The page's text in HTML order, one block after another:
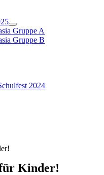
Gruppe A
Gruppe B
2024
Kinder!